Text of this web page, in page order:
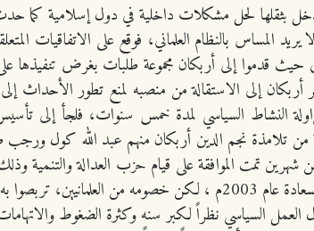
تتدخل بثقلها لحل مشكلات داخلية في دول إسلامية
قدموا إلى أربكان مجموعة طلبات بغرض تنفيذها
نجم الدين أربكان منهم عبد الله كول ورجب
المنشقين، بل سعى لتأسيس حزب موازٍ له، حيث أسس حزب السعادة
وكان يبلغ من العمر وقتها 77 عاما، فبدأ يعتزل العمل السياسي نظراً